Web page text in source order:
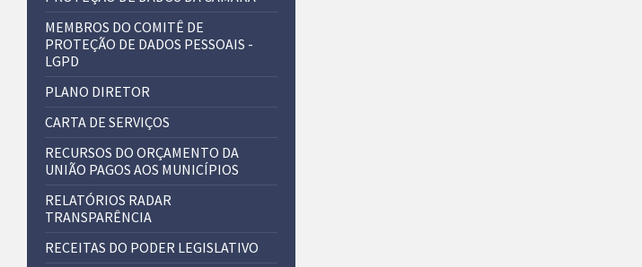
MEMBROS DO COMITÊ DE
PROTEÇÃO DE DADOS PESSOAIS -
LGPD
PLANO DIRETOR
CARTA DE SERVIÇOS
RECURSOS DO ORÇAMENTO DA
UNIÃO PAGOS AOS MUNICÍPIOS
RELATÓRIOS RADAR
TRANSPARÊNCIA
RECEITAS DO PODER LEGISLATIVO